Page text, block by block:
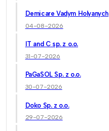
Demicare Vadym Holyanych
04-08-2026
IT and C sp. z o.o.
31-07-2026
PaGaSOL Sp. z o.o.
30-07-2026
Doko Sp. z o.o.
29-07-2026